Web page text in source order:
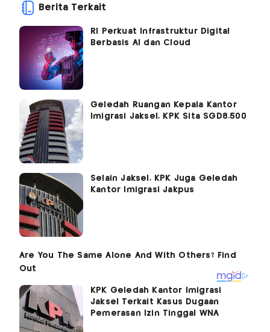
Berita Terkait
RI Perkuat Infrastruktur Digital
Berbasis AI dan Cloud
Geledah Ruangan Kepala Kantor
Imigrasi Jaksel, KPK Sita SGD8.500
Selain Jaksel, KPK Juga Geledah
Kantor Imigrasi Jakpus
KPK Geledah Kantor Imigrasi
Jaksel Terkait Kasus Dugaan
Pemerasan Izin Tinggal WNA